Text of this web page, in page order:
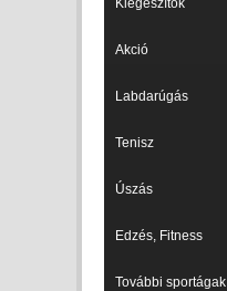
Kiegészítők
Akció
Labdarúgás
Tenisz
Úszás
Edzés, Fitness
További sportágak